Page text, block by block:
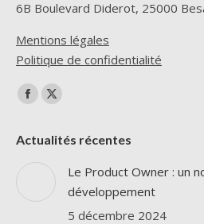
6B Boulevard Diderot, 25000
Mentions légales
Politique de confidentialité
Trouvez nous sur :
La
Facebook
s'ouvre
une
La
X
s'ouvre
dans
Actualités récentes
Le Product Owner : un
développement
5 décembre 2024